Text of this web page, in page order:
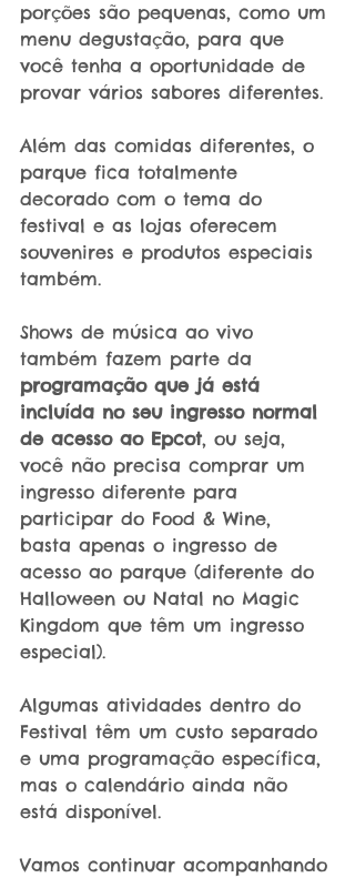
porções são pequenas, como um
menu degustação, para que
você tenha a oportunidade de
provar vários sabores diferentes.
Além das comidas diferentes, o
parque fica totalmente
decorado com o tema do
festival e as lojas oferecem
souvenires e produtos especiais
também.
Shows de música ao vivo
também fazem parte da
programação que já está
incluída no seu ingresso normal
de acesso ao Epcot, ou seja,
você não precisa comprar um
ingresso diferente para
participar do Food & Wine,
basta apenas o ingresso de
acesso ao parque (diferente do
Halloween ou Natal no Magic
Kingdom que têm um ingresso
especial).
Algumas atividades dentro do
Festival têm um custo separado
e uma programação específica,
mas o calendário ainda não
está disponível.
Vamos continuar acompanhando